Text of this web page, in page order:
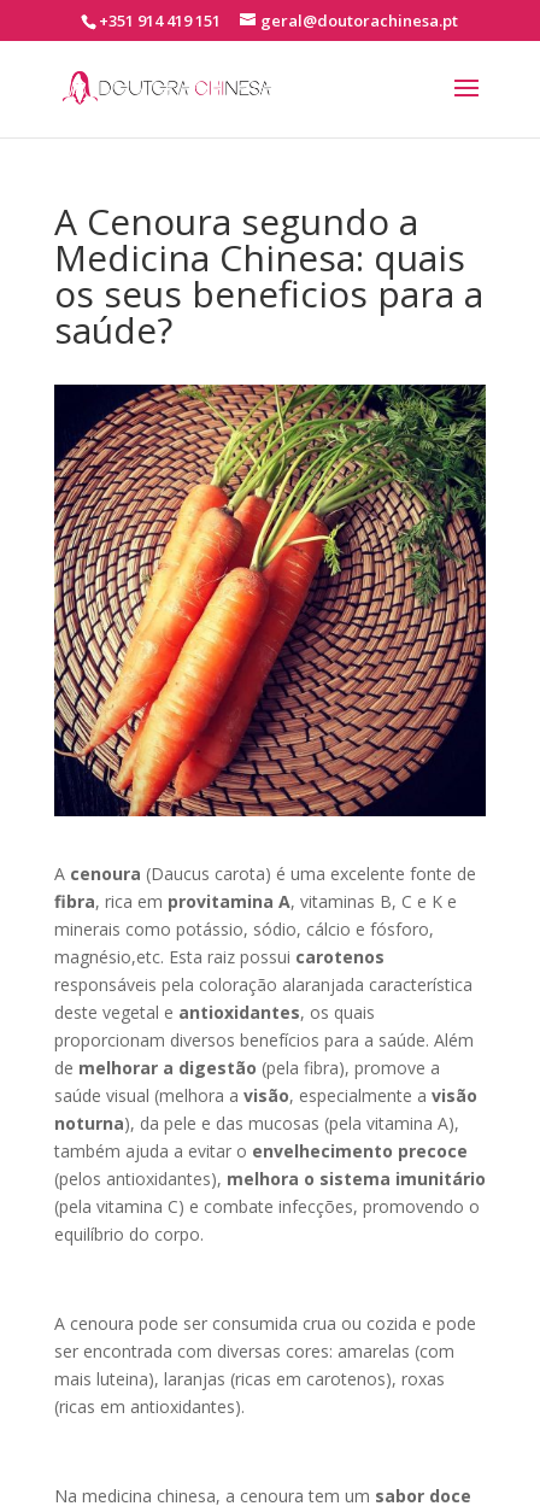
+351 914 419 151 geral@doutorachinesa.pt
A Cenoura segundo a
Medicina Chinesa: quais
os seus beneficios para a
saúde?
A cenoura (Daucus carota) é uma excelente fonte de
fibra, rica em provitamina A, vitaminas B, C e K e
minerais como potássio, sódio, cálcio e fósforo,
magnésio,etc. Esta raiz possui carotenos
responsáveis pela coloração alaranjada característica
deste vegetal e antioxidantes, os quais
proporcionam diversos benefícios para a saúde. Além
de melhorar a digestão (pela fibra), promove a
saúde visual (melhora a visão, especialmente a visão
noturna), da pele e das mucosas (pela vitamina A),
também ajuda a evitar o envelhecimento precoce
(pelos antioxidantes), melhora o sistema imunitário
(pela vitamina C) e combate infecções, promovendo o
equilíbrio do corpo.
A cenoura pode ser consumida crua ou cozida e pode
ser encontrada com diversas cores: amarelas (com
mais luteina), laranjas (ricas em carotenos), roxas
(ricas em antioxidantes).
Na medicina chinesa, a cenoura tem um sabor doce